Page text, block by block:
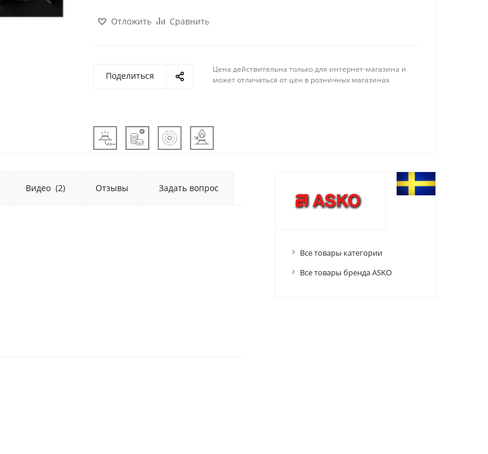
Отложить Сравнить
Поделиться
Цена действительна только для интернет-магазина и
может отличаться от цен в розничных магазинах
Видео (2) Отзывы Задать вопрос
Все товары категории
Все товары бренда ASKO